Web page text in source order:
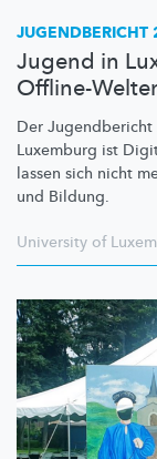
JUGENDBERICHT
Jugend in
Offline-
Der
Luxemburg ist
lassen sich nicht
und Bildung.
University of